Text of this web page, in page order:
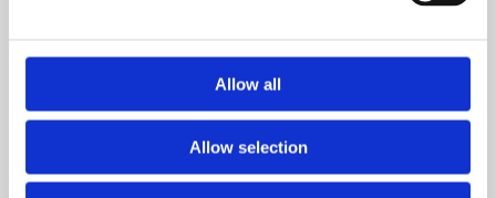
Allow all
Allow selection
Du kan benytte faciliteterne i Eagle Club fra medio
Besøg Eagle Club i Hørsholm for at tegne dit medlemskab
for vinteren. Husk at medbringe dit bag tag samt medlems
nr. på The Scandinavian ved indmeldelse.
Eagle Club – Indoor Golf Centre